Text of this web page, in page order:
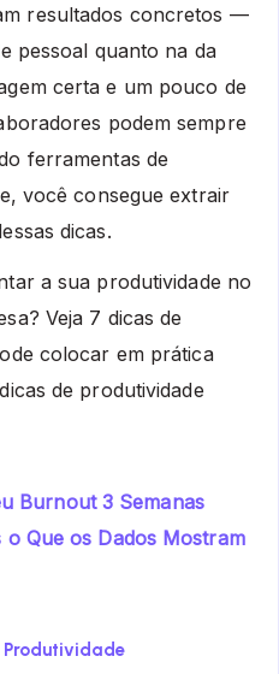
resultados concretos —
pessoal quanto na da
certa e um pouco de
podem sempre
ferramentas de
você consegue extrair
dicas.
a sua produtividade no
Veja 7 dicas de
colocar em prática
de produtividade
Burnout 3 Semanas
o Que os Dados Mostram
Produtividade